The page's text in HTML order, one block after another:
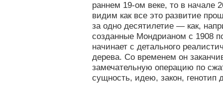
раннем 19-ом веке, то в начале
видим как все это развитие
за одно десятилетие — как,
созданные Мондрианом с 1908
начинает с детального
дерева. Со временем он
замечательную операцию по
сущность, идею, закон, генотип